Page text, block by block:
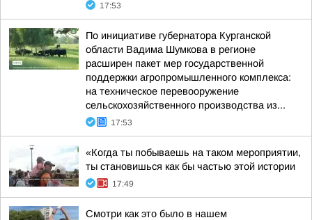
17:53
По инициативе губернатора Курганской
области Вадима Шумкова в регионе
расширен пакет мер государственной
поддержки агропромышленного комплекса:
на техническое перевооружение
сельскохозяйственного производства из...
17:53
«Когда ты побываешь на таком мероприятии,
ты становишься как бы частью этой истории
17:49
Смотри как это было в нашем